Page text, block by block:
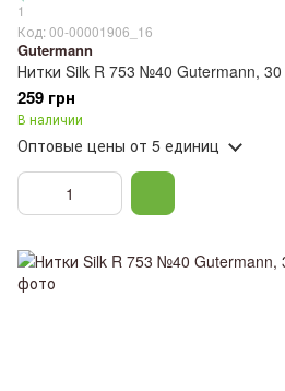
1
Код: 00-00001906_16
Gutermann
Нитки Silk R 753 №40 Gutermann,
259 грн
В наличии
Оптовые цены от 5 единиц